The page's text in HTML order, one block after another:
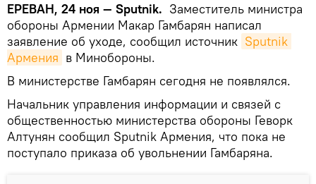
ЕРЕВАН, 24 ноя — Sputnik. Заместитель министра
обороны Армении Макар Гамбарян написал
заявление об уходе, сообщил источник Sputnik
Армения в Минобороны.
В министерстве Гамбарян сегодня не появлялся.
Начальник управления информации и связей с
общественностью министерства обороны Геворк
Алтунян сообщил Sputnik Армения, что пока не
поступало приказа об увольнении Гамбаряна.